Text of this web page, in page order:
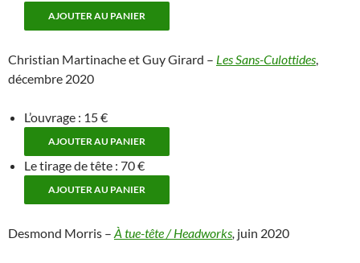
Christian Martinache et Guy Girard – Les Sans-Culottides,
décembre 2020
L’ouvrage : 15 €
Le tirage de tête : 70 €
Desmond Morris – À tue-tête / Headworks, juin 2020